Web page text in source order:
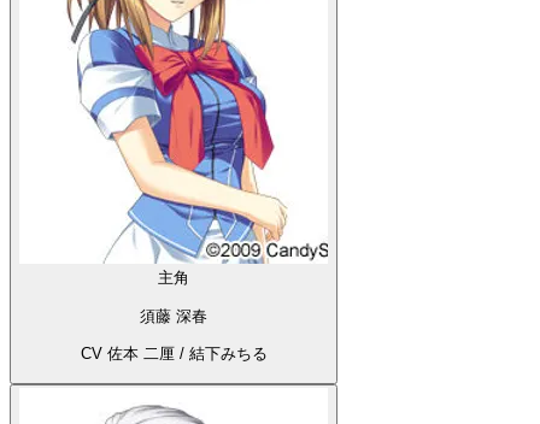
主角
須藤 深春
CV 佐本 二厘 / 結下みちる